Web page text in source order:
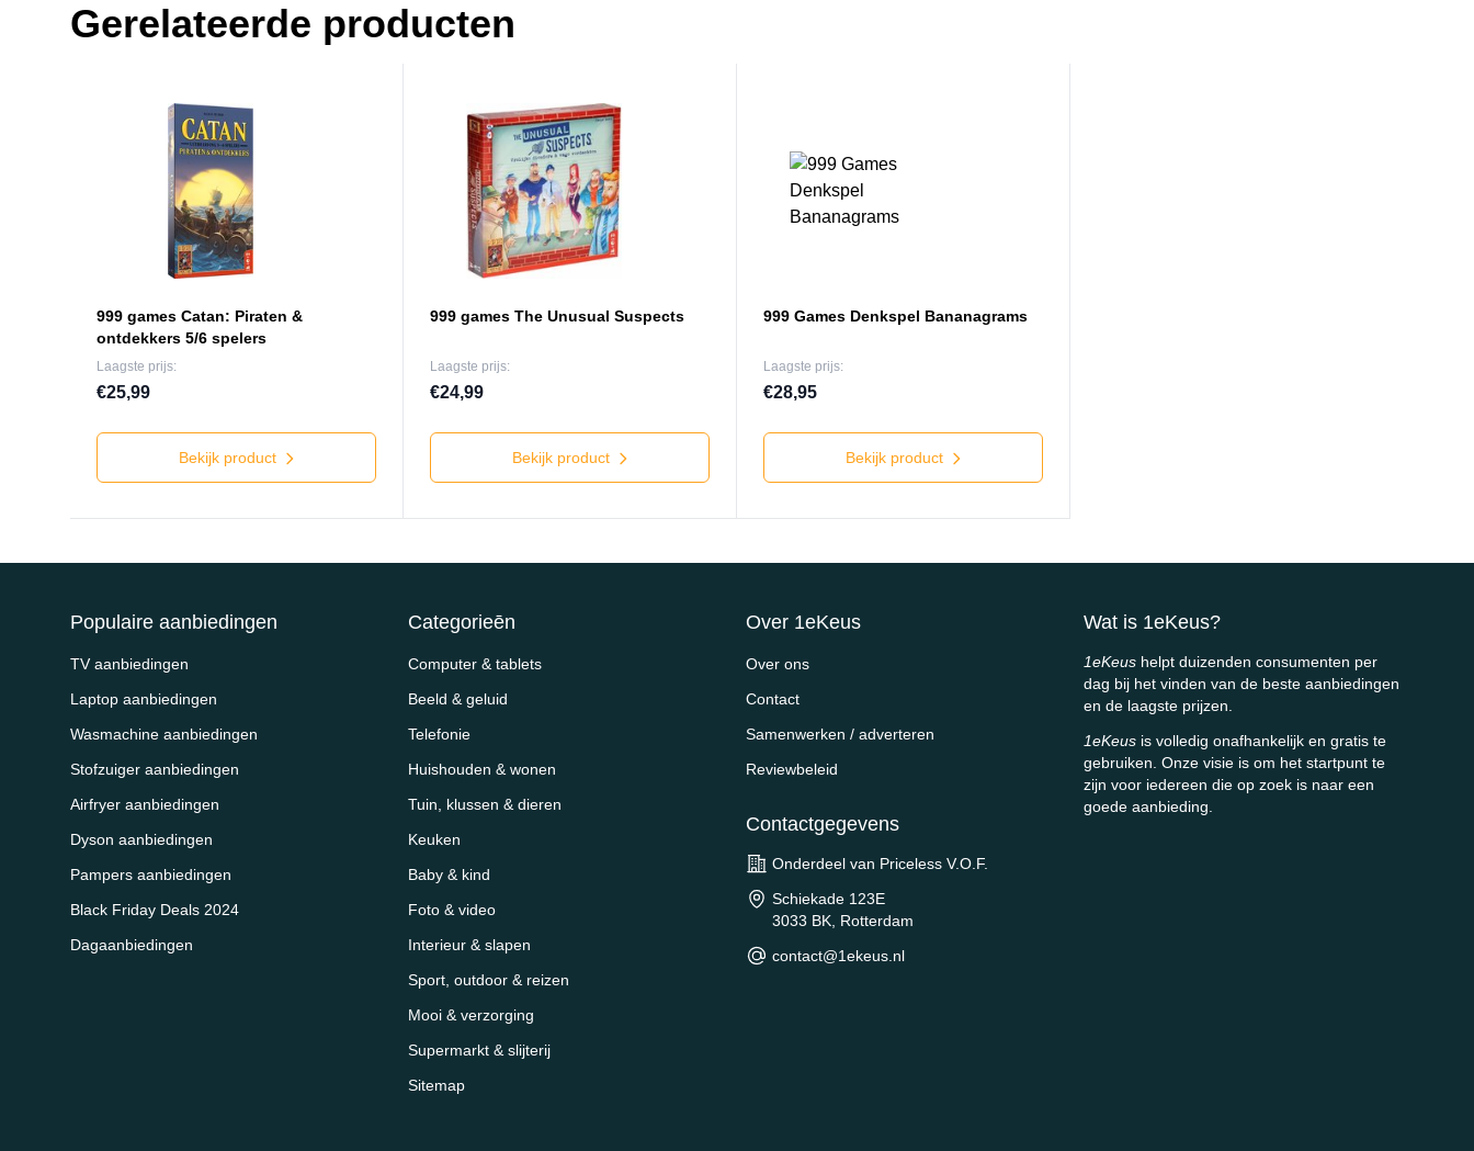
Gerelateerde producten
999 games Catan: Piraten &
ontdekkers 5/6 spelers
Laagste prijs:
€25,99
Bekijk product
999 games The Unusual Suspects
Laagste prijs:
€24,99
Bekijk product
999 Games Denkspel Bananagrams
Laagste prijs:
€28,95
Bekijk product
Populaire aanbiedingen
TV aanbiedingen
Laptop aanbiedingen
Wasmachine aanbiedingen
Stofzuiger aanbiedingen
Airfryer aanbiedingen
Dyson aanbiedingen
Pampers aanbiedingen
Black Friday Deals 2024
Dagaanbiedingen
Categorieēn
Computer & tablets
Beeld & geluid
Telefonie
Huishouden & wonen
Tuin, klussen & dieren
Keuken
Baby & kind
Foto & video
Interieur & slapen
Sport, outdoor & reizen
Mooi & verzorging
Supermarkt & slijterij
Sitemap
Over 1eKeus
Over ons
Contact
Samenwerken / adverteren
Reviewbeleid
Contactgegevens
Onderdeel van Priceless V.O.F.
Schiekade 123E
3033 BK, Rotterdam
contact@1ekeus.nl
Wat is 1eKeus?
1eKeus helpt duizenden consumenten per
dag bij het vinden van de beste aanbiedingen
en de laagste prijzen.
1eKeus is volledig onafhankelijk en gratis te
gebruiken. Onze visie is om het startpunt te
zijn voor iedereen die op zoek is naar een
goede aanbieding.